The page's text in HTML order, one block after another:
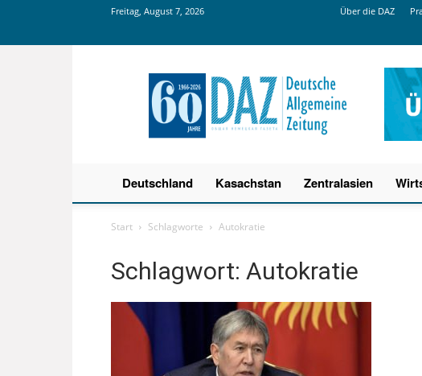
Freitag, August 7, 2026 Über die DAZ
Deutsche
Allgemeine
Zeitung
Deutschland Kasachstan Zentralasien
Start Schlagworte Autokratie
Schlagwort: Autokratie